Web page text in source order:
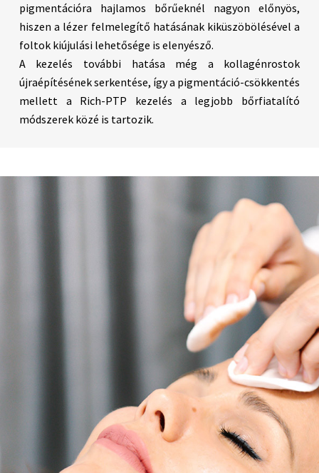
pigmentációra hajlamos bőrűeknél nagyon előnyös,
hiszen a lézer felmelegítő hatásának kiküszöbölésével a
foltok kiújulási lehetősége is elenyésző.
A kezelés további hatása még a kollagénrostok
újraépítésének serkentése, így a pigmentáció-csökkentés
mellett a Rich-PTP kezelés a legjobb bőrfiatalító
módszerek közé is tartozik.